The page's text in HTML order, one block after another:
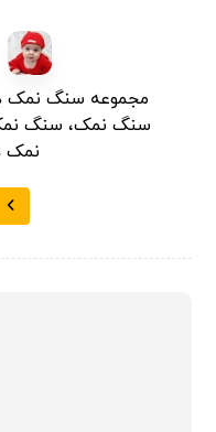
مجموعه سنگ نمک
سنگ نمک، سنگ
نمک